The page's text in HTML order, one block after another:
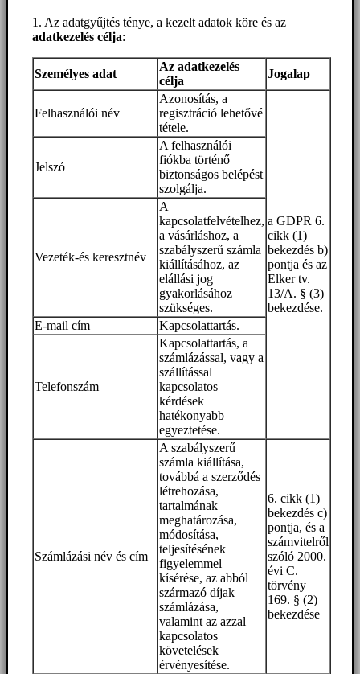
1. Az adatgyűjtés ténye, a kezelt adatok köre és az
adatkezelés célja:
Személyes adat
Az adatkezelés
célja
Jogalap
Felhasználói név
Azonosítás, a
regisztráció lehetővé
tétele.
a GDPR 6.
cikk (1)
bekezdés b)
pontja és az
Elker tv.
13/A. § (3)
bekezdése.
Jelszó
A felhasználói
fiókba történő
biztonságos belépést
szolgálja.
Vezeték-és keresztnév
A
kapcsolatfelvételhez,
a vásárláshoz, a
szabályszerű számla
kiállításához, az
elállási jog
gyakorlásához
szükséges.
E-mail cím
Kapcsolattartás.
Telefonszám
Kapcsolattartás, a
számlázással, vagy a
szállítással
kapcsolatos
kérdések
hatékonyabb
egyeztetése.
Számlázási név és cím
A szabályszerű
számla kiállítása,
továbbá a szerződés
létrehozása,
tartalmának
meghatározása,
módosítása,
teljesítésének
figyelemmel
kísérése, az abból
származó díjak
számlázása,
valamint az azzal
kapcsolatos
követelések
érvényesítése.
6. cikk (1)
bekezdés c)
pontja, és a
számvitelről
szóló 2000.
évi C.
törvény
169. § (2)
bekezdése